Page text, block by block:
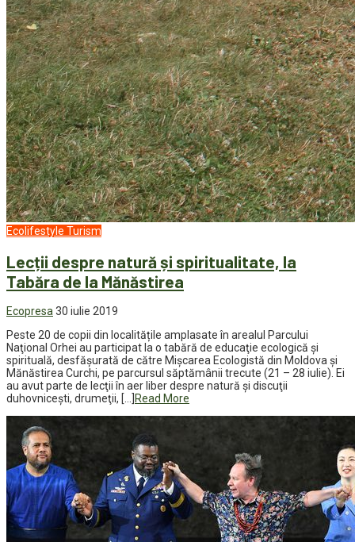
Ecolifestyle Turism
Lecții despre natură și spiritualitate, la
Tabăra de la Mănăstirea
Ecopresa 30 iulie 2019
Peste 20 de copii din localitățile amplasate în arealul Parcului
Naţional Orhei au participat la o tabără de educaţie ecologică şi
spirituală, desfășurată de către Mișcarea Ecologistă din Moldova și
Mănăstirea Curchi, pe parcursul săptămânii trecute (21 – 28 iulie). Ei
au avut parte de lecţii în aer liber despre natură şi discuţii
duhovniceşti, drumeţii, […]
Read More